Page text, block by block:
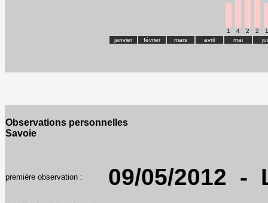
1 4 2 2
1
janvier
février mars avril mai
Observations personnelles
Savoie
première observation : 09/05/2012 -